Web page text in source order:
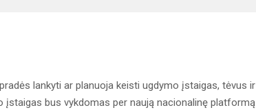
lankyti ar planuoja keisti ugdymo įstaigas, tėvus ir
bus vykdomas per naują nacionalinę platformą